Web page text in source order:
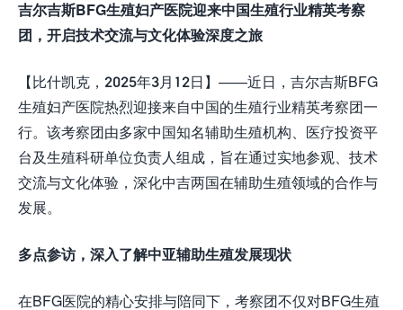
吉尔吉斯BFG生殖妇产医院迎来中国生殖行业精英考察
团，开启技术交流与文化体验深度之旅
【比什凯克，2025年3月12日】——近日，吉尔吉斯BFG
生殖妇产医院热烈迎接来自中国的生殖行业精英考察团一
行。该考察团由多家中国知名辅助生殖机构、医疗投资平
台及生殖科研单位负责人组成，旨在通过实地参观、技术
交流与文化体验，深化中吉两国在辅助生殖领域的合作与
发展。
多点参访，深入了解中亚辅助生殖发展现状
在BFG医院的精心安排与陪同下，考察团不仅对BFG生殖